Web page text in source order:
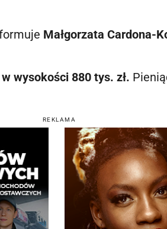
Małgorzata Cardona-
wysokości 880 tys. zł.
REKLAMA